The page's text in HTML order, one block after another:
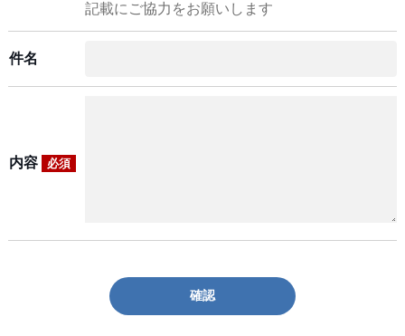
記載にご協力をお願いします
件名
内容 必須
確認